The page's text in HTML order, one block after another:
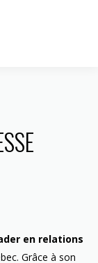
en relations
Grâce à son